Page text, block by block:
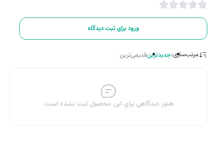
ورود برای ثبت دیدگاه
مرتب‌سازی:جدیدترینقدیمی‌ترین
هنوز دیدگاهی برای این محصول ثبت نشده است.